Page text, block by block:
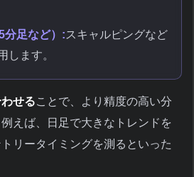
分足など）:スキャルピングなど
します。
せることで、より精度の高い分
えば、日足で大きなトレンドを
リータイミングを測るといった